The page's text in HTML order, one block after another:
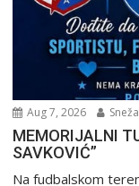
Aug 7, 2026
MEMORIJALNI
SAVKOVIĆ”
Na fudbalskom